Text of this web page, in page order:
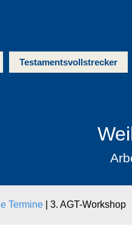
Testamentsvollstrecker
Termine| 3. AGT-Workshop